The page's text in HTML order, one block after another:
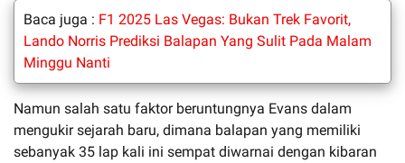
Baca juga : F1 2025 Las Vegas: Bukan Trek Favorit,
Lando Norris Prediksi Balapan Yang Sulit Pada Malam
Minggu Nanti
Namun salah satu faktor beruntungnya Evans dalam
mengukir sejarah baru, dimana balapan yang memiliki
sebanyak 35 lap kali ini sempat diwarnai dengan kibaran